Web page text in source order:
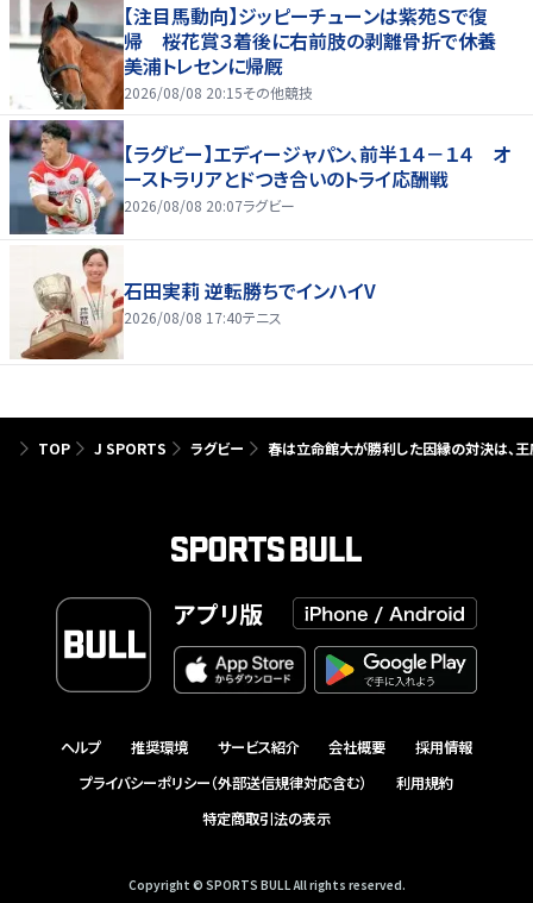
【注目馬動向】ジッピーチューンは紫苑Ｓで復
帰 桜花賞３着後に右前肢の剥離骨折で休養
美浦トレセンに帰厩
2026/08/08 20:15その他競技
【ラグビー】エディージャパン、前半１４－１４ オ
ーストラリアとドつき合いのトライ応酬戦
2026/08/08 20:07ラグビー
石田実莉 逆転勝ちでインハイV
2026/08/08 17:40テニス
TOP J SPORTS ラグビー 春は立命館大が勝利した因縁の対決は、
アプリ版
ヘルプ 推奨環境 サービス紹介 会社概要
採用情報
プライバシーポリシー（外部送信規律対応含む）
利用規約
特定商取引法の表示
Copyright © SPORTS BULL All rights reserved.